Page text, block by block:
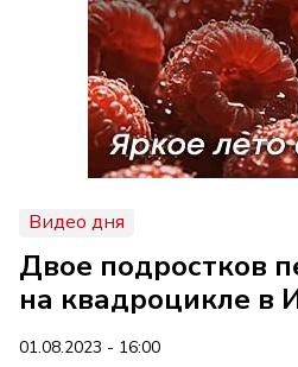
Видео дня
Двое подростков
на квадроцикле в
01.08.2023 - 16:00